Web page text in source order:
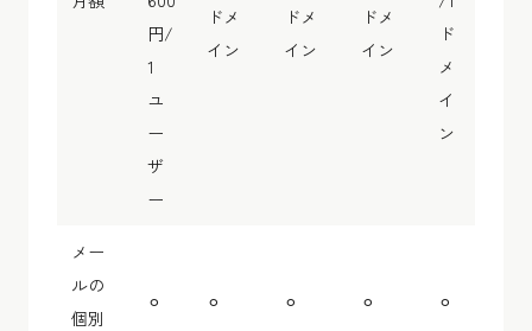
円/
1
ユ
ー
ザ
ー
ドメ
イン
ドメ
イン
ドメ
イン
ド
メ
イ
ン
メー
ルの
個別
⚪︎ ⚪︎ ⚪︎ ⚪︎ ⚪︎